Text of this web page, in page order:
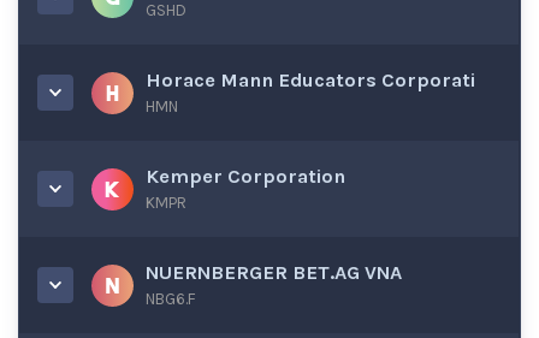
GSHD
Horace Mann Educators Corporati
HMN
Kemper Corporation
KMPR
NUERNBERGER BET.AG VNA
NBG6.F